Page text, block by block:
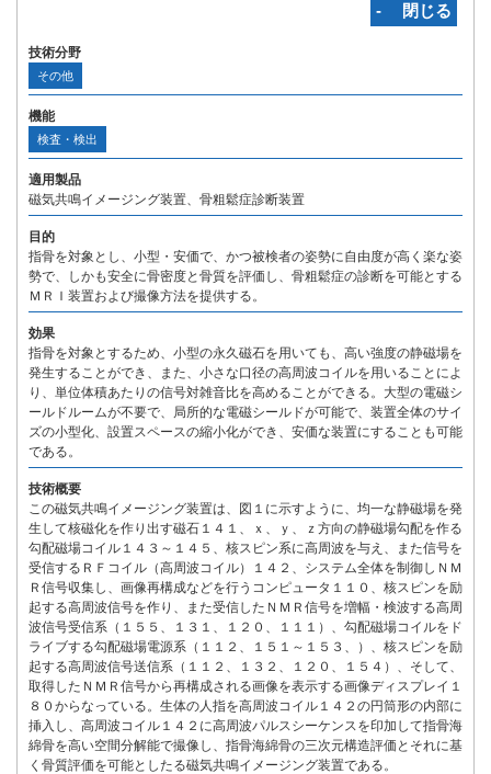
‐ 閉じる
技術分野
その他
機能
検査・検出
適用製品
磁気共鳴イメージング装置、骨粗鬆症診断装置
目的
指骨を対象とし、小型・安価で、かつ被検者の姿勢に自由度が高く楽な姿
勢で、しかも安全に骨密度と骨質を評価し、骨粗鬆症の診断を可能とする
ＭＲＩ装置および撮像方法を提供する。
効果
指骨を対象とするため、小型の永久磁石を用いても、高い強度の静磁場を
発生することができ、また、小さな口径の高周波コイルを用いることによ
り、単位体積あたりの信号対雑音比を高めることができる。大型の電磁シ
ールドルームが不要で、局所的な電磁シールドが可能で、装置全体のサイ
ズの小型化、設置スペースの縮小化ができ、安価な装置にすることも可能
である。
技術概要
この磁気共鳴イメージング装置は、図１に示すように、均一な静磁場を発
生して核磁化を作り出す磁石１４１、ｘ、ｙ、ｚ方向の静磁場勾配を作る
勾配磁場コイル１４３～１４５、核スピン系に高周波を与え、また信号を
受信するＲＦコイル（高周波コイル）１４２、システム全体を制御しＮＭ
Ｒ信号収集し、画像再構成などを行うコンピュータ１１０、核スピンを励
起する高周波信号を作り、また受信したＮＭＲ信号を増幅・検波する高周
波信号受信系（１５５、１３１、１２０、１１１）、勾配磁場コイルをド
ライブする勾配磁場電源系（１１２、１５１～１５３、）、核スピンを励
起する高周波信号送信系（１１２、１３２、１２０、１５４）、そして、
取得したＮＭＲ信号から再構成される画像を表示する画像ディスプレイ１
８０からなっている。生体の人指を高周波コイル１４２の円筒形の内部に
挿入し、高周波コイル１４２に高周波パルスシーケンスを印加して指骨海
綿骨を高い空間分解能で撮像し、指骨海綿骨の三次元構造評価とそれに基
く骨質評価を可能としたる磁気共鳴イメージング装置である。